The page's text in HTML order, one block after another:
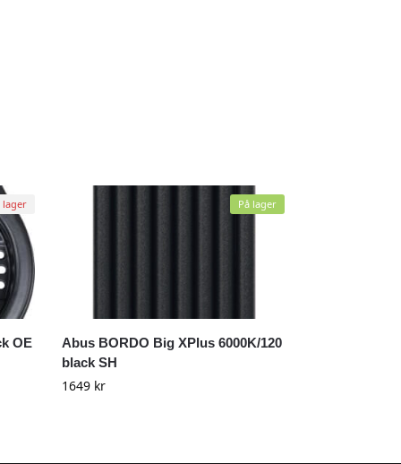
OE
lager
Abus BORDO Big XPlus 6000K/120
black SH
1649 kr
På lager